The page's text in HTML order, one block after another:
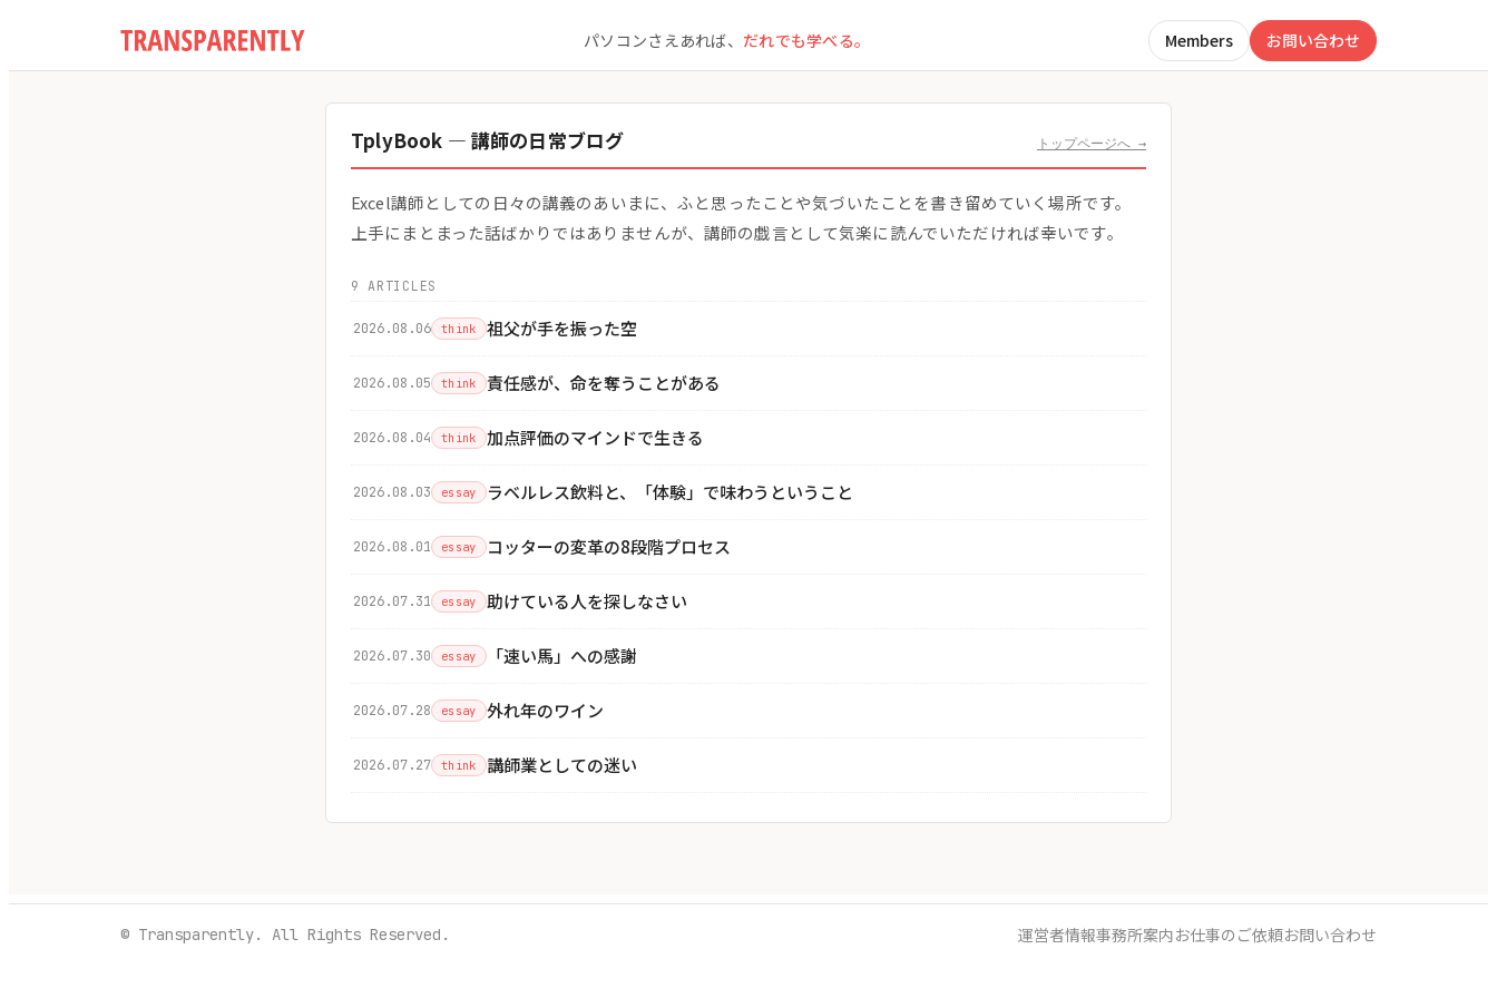
パソコンさえあれば、 だれでも学べる。 Members お問い合わせ
TplyBook — 講師の日常ブログ トップページへ →
Excel講師としての日々の講義のあいまに、ふと思ったことや気づいたことを書き留めていく場所です。
上手にまとまった話ばかりではありませんが、講師の戯言として気楽に読んでいただければ幸いです。
9 ARTICLES
2026.08.06 think 祖父が手を振った空
2026.08.05 think 責任感が、命を奪うことがある
2026.08.04 think 加点評価のマインドで生きる
2026.08.03 essay ラベルレス飲料と、「体験」で味わうということ
2026.08.01 essay コッターの変革の8段階プロセス
2026.07.31 essay 助けている人を探しなさい
2026.07.30 essay 「速い馬」への感謝
2026.07.28 essay 外れ年のワイン
2026.07.27 think 講師業としての迷い
© Transparently. All Rights Reserved. 運営者情報事務所案内お仕事のご依頼お問い合わせ